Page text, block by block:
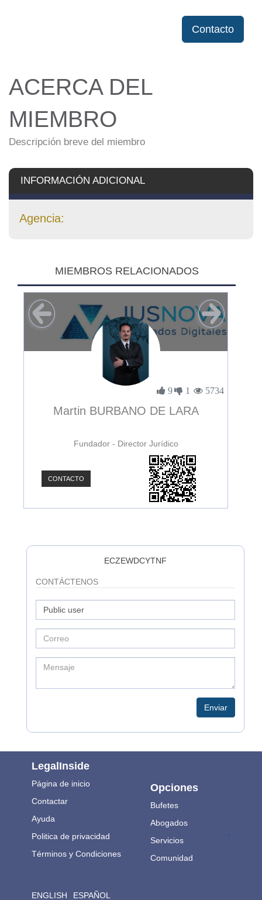
Contacto
ACERCA DEL
MIEMBRO
Descripción breve del miembro
INFORMACIÓN ADICIONAL
Agencia:
MIEMBROS RELACIONADOS
9 1 5734
Martin BURBANO DE LARA
Fundador - Director Jurídico
CONTACTO
ECZEWDCYTNF
CONTÁCTENOS
Enviar
LegalInside
Página de inicio
Contactar
Ayuda
Politica de privacidad
Términos y Condiciones
ENGLISH ESPAÑOL
Opciones
Bufetes
Abogados
Servicios
Comunidad
.